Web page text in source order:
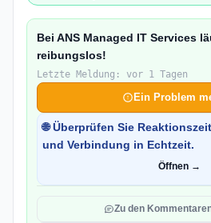
Bei ANS Managed IT Services
reibungslos!
Letzte Meldung: vor 1 Tagen
Ein Problem
🌐 Überprüfen Sie
und Verbindung in Echtzeit.
Öffnen →
Zu den